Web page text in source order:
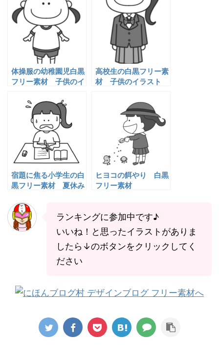
体操服の幼稚園児白黒
フリー素材 子供のイ
高校生の白黒フリー素
材 子供のイラスト
宿題に焦る小学生の白
黒フリー素材 夏休み
ヒヨコの餌やり 白黒
フリー素材
ランキングに参加中です♪
いいね！と思ったイラストがありま
したら↓のボタンをクリックしてく
ださい